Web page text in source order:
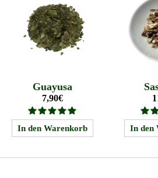
Guayusa
7,90€